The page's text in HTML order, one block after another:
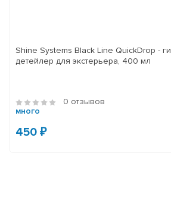
Shine Systems Black Line QuickDrop -
детейлер для экстерьера, 400 мл
0 отзывов
много
450 ₽